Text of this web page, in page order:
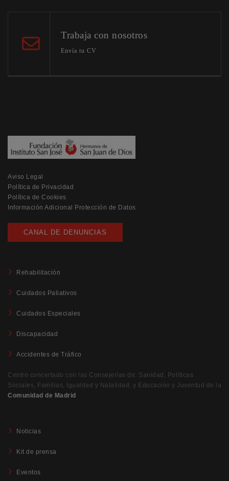
Trabaja con nosotros
Envía tu CV
Aviso Legal
Política de Privacidad
Política de Cookies
Información Adicional Protección de Datos
CANAL DE DENUNCIAS
Rehabilitación
Cuidados Paliativos
Cuidados Especiales
Discapacidad
Accidentes de Tráfico
Centro concertado con las Consejerías de: Sanidad, Políticas
Sociales, Familias, Igualdad y Natalidad, y Educación y Juventud de la
Comunidad de Madrid
Noticias
Kit de prensa
Eventos